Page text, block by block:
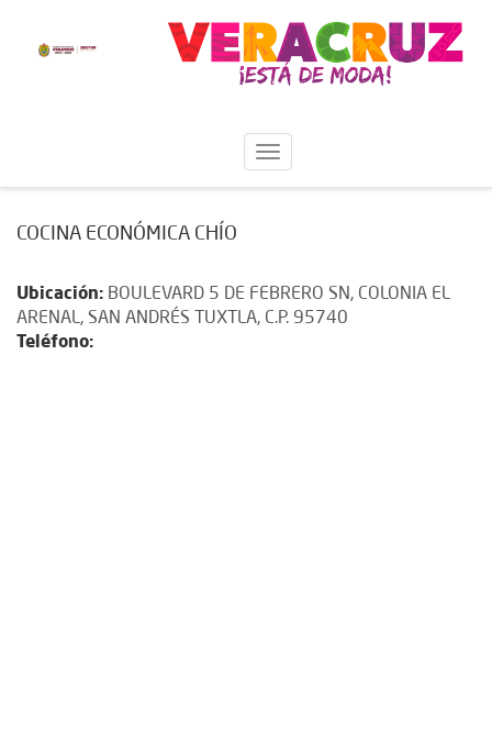
COCINA ECONÓMICA CHÍO
Ubicación: BOULEVARD 5 DE FEBRERO SN, COLONIA EL
ARENAL, SAN ANDRÉS TUXTLA, C.P. 95740
Teléfono: